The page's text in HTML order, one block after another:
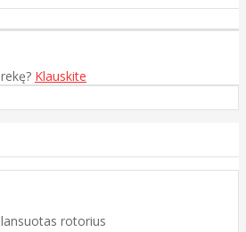
Klauskite
rotorius